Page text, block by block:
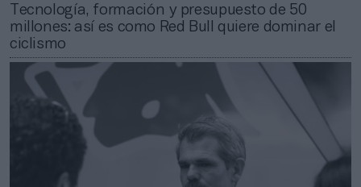
Tecnología, formación y presupuesto de 50
millones: así es como Red Bull quiere dominar el
ciclismo